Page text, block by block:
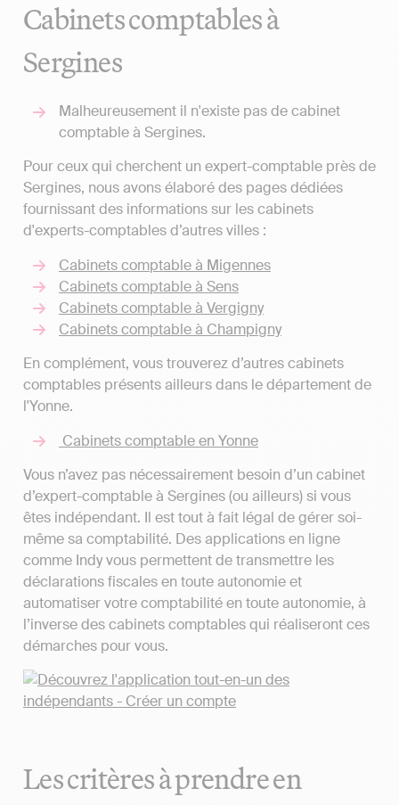
Cabinets comptables à
Sergines
Malheureusement il n'existe pas de cabinet
comptable à Sergines.
Pour ceux qui cherchent un expert-comptable près de
Sergines, nous avons élaboré des pages dédiées
fournissant des informations sur les cabinets
d'experts-comptables d’autres villes :
Cabinets comptable à Migennes
Cabinets comptable à Sens
Cabinets comptable à Vergigny
Cabinets comptable à Champigny
En complément, vous trouverez d’autres cabinets
comptables présents ailleurs dans le département de
l'Yonne.
Cabinets comptable en Yonne
Vous n’avez pas nécessairement besoin d’un cabinet
d’expert-comptable à Sergines (ou ailleurs) si vous
êtes indépendant. Il est tout à fait légal de gérer soi-
même sa comptabilité. Des applications en ligne
comme Indy vous permettent de transmettre les
déclarations fiscales en toute autonomie et
automatiser votre comptabilité en toute autonomie, à
l’inverse des cabinets comptables qui réaliseront ces
démarches pour vous.
Les critères à prendre en